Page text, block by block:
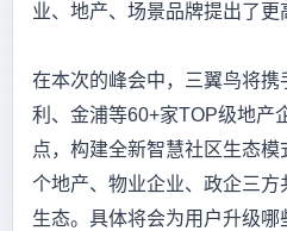
业、地产、场景品牌提出了更
在本次的峰会中，三翼鸟将
利、金浦等60+家TOP级地产
点，构建全新智慧社区生态
个地产、物业企业、政企三
生态。具体将会为用户升级